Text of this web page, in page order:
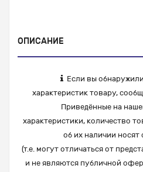
ОПИСАНИЕ
Если вы
характеристик товару,
Приведённые на
характеристики, количество
об их наличии носят
(т.е. могут отличаться от
и не являются публичной